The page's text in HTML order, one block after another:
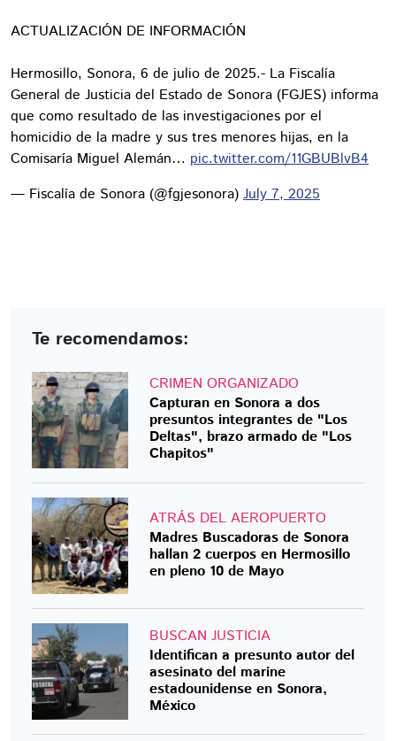
ACTUALIZACIÓN DE INFORMACIÓN
Hermosillo, Sonora, 6 de julio de 2025.- La Fiscalía
General de Justicia del Estado de Sonora (FGJES) informa
que como resultado de las investigaciones por el
homicidio de la madre y sus tres menores hijas, en la
Comisaría Miguel Alemán… pic.twitter.com/11GBUBlvB4
— Fiscalía de Sonora (@fgjesonora) July 7, 2025
Te recomendamos:
CRIMEN ORGANIZADO
Capturan en Sonora a dos
presuntos integrantes de "Los
Deltas", brazo armado de "Los
Chapitos"
ATRÁS DEL AEROPUERTO
Madres Buscadoras de Sonora
hallan 2 cuerpos en Hermosillo
en pleno 10 de Mayo
BUSCAN JUSTICIA
Identifican a presunto autor del
asesinato del marine
estadounidense en Sonora,
México